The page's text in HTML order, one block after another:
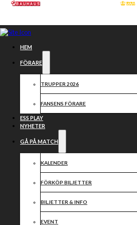
Hoppa till huvudinnehåll
HEM
FÖRARE
TRUPPER 2026
FANSENS FÖRARE
ESS PLAY
NYHETER
GÅ PÅ MATCH
KALENDER
FÖRKÖP BILJETTER
BILJETTER & INFO
EVENT
LUCKA NR 3